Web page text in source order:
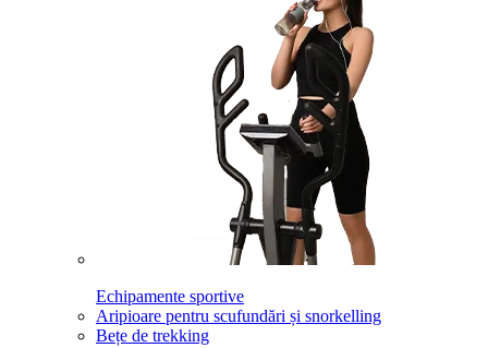
Echipamente sportive
Aripioare pentru scufundări și snorkelling
Bețe de trekking